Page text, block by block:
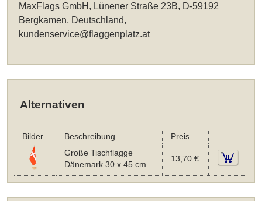
MaxFlags GmbH, Lünener Straße 23B, D-59192
Bergkamen, Deutschland,
kundenservice@flaggenplatz.at
Alternativen
Bilder Beschreibung
Preis
Große Tischflagge
Dänemark 30 x 45 cm
13,70 €